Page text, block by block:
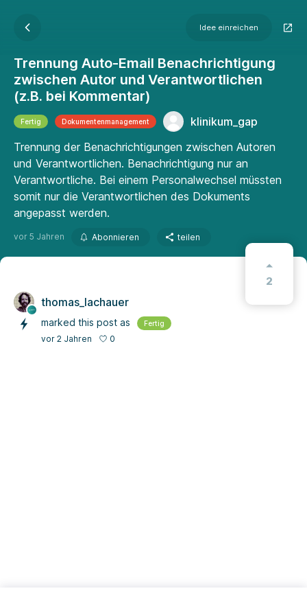
Idee einreichen
Trennung Auto-Email Benachrichtigung
zwischen Autor und Verantwortlichen
(z.B. bei Kommentar)
Fertig Dokumenten­manage­ment
klinikum_gap
Trennung der Benachrichtigungen zwischen Autoren
und Verantwortlichen. Benachrichtigung nur an
Verantwortliche. Bei einem Personalwechsel müssten
somit nur die Verantwortlichen des Dokuments
angepasst werden.
vor 5 Jahren Abonnieren teilen
2
thomas_lachauer
marked this post as Fertig
vor 2 Jahren 0